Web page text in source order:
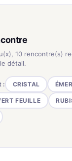
10 rencontre(s)
détail.
: CRISTAL
FEUILLE